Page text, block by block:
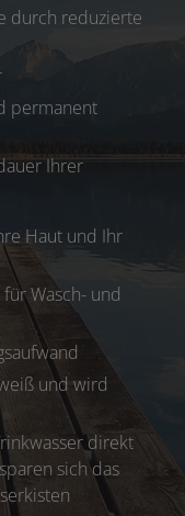
durch reduzierte
permanent
Ihrer
Haut und Ihr
Wasch- und
und wird
direkt
sich das